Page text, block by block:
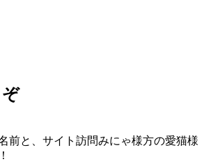
前と、サイト訪問みにゃ様方の愛猫様